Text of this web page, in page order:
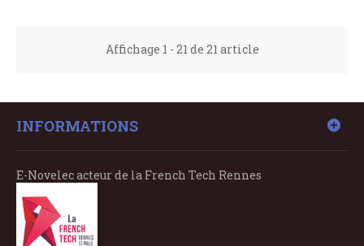
Affichage 1 - 21 de 21 article
INFORMATIONS
E-Novelec acteur de la French Tech Rennes